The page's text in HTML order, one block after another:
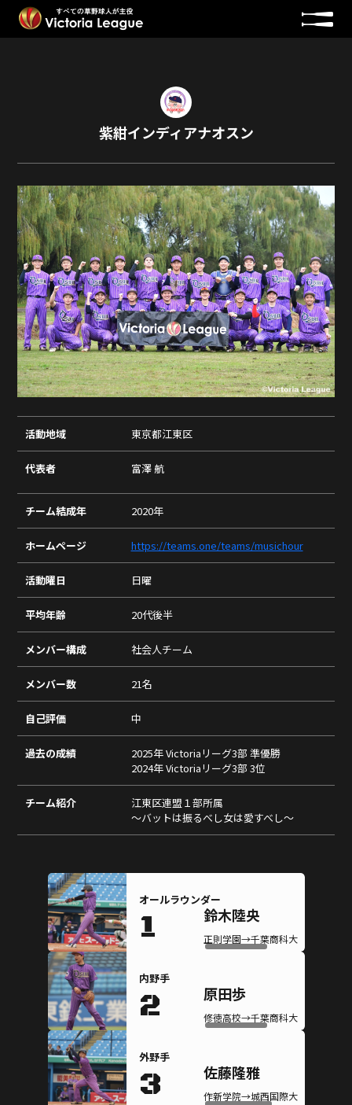
紫紺インディアナオスン
代表者 富澤 航
チーム結成年 2020年
ホームページ https://teams.one/teams/musichour
活動曜日 日曜
活動地域 東京都江東区
平均年齢 20代後半
メンバー構成 社会人チーム
メンバー数 21名
過去の成績
2025年 Victoriaリーグ3部 準優勝
2024年 Victoriaリーグ3部 3位
自己評価 中
チーム紹介
江東区連盟１部所属
〜バットは振るべし女は愛すべし〜
オールラウンダー
1 鈴木陸央
正則学園→千葉商科大学(準硬式)
内野手
2 原田歩
修徳高校→千葉商科大学(準硬式)
外野手
3 佐藤隆雅
作新学院→城西国際大学(硬式)